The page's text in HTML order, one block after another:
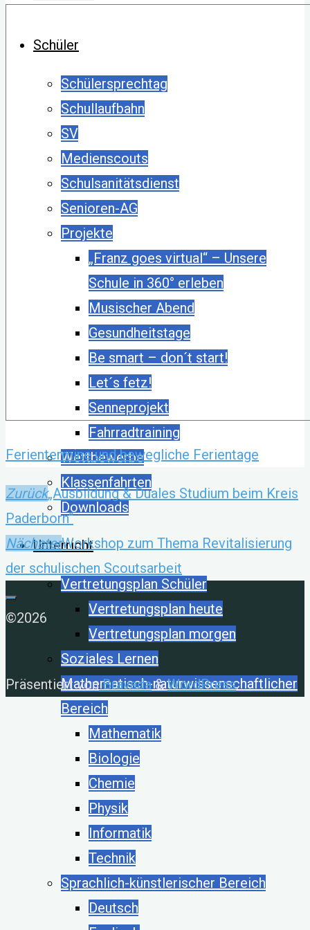
Schüler
Schülersprechtag
Schullaufbahn
SV
Medienscouts
Schulsanitätsdienst
Senioren-AG
Projekte
„Franz goes virtual“ – Unsere
Schule in 360° erleben
Musischer Abend
Gesundheitstage
Be smart – don´t start!
Let´s fetz!
Senneprojekt
Fahrradtraining
Wettbewerbe
Klassenfahrten
Downloads
Unterricht
Vertretungsplan Schüler
Vertretungsplan heute
Vertretungsplan morgen
Soziales Lernen
Mathematisch-naturwissenschaftlicher
Bereich
Mathematik
Biologie
Chemie
Physik
Informatik
Technik
Sprachlich-künstlerischer Bereich
Deutsch
Ferientermine und bewegliche Ferientage
Zurück„Ausbildung & Duales Studium beim Kreis
Paderborn“
NächsterWorkshop zum Thema Revitalisierung
der schulischen Scoutsarbeit
©2026
Präsentiert vonBravada&WordPress.